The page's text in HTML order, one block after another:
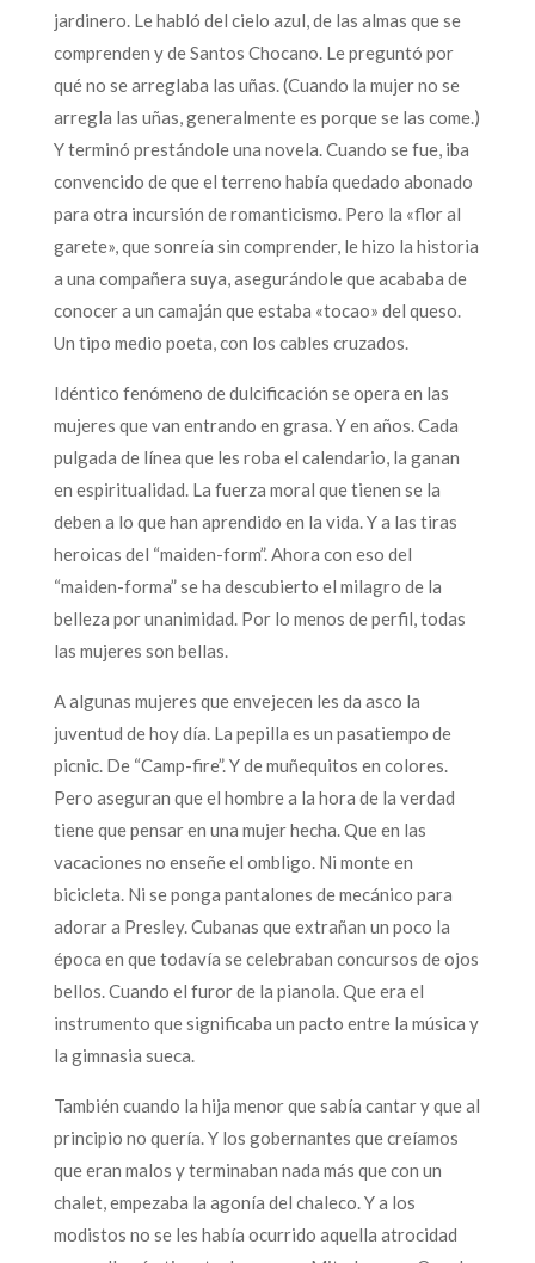
jardinero. Le habló del cielo azul, de las almas que se
comprenden y de Santos Chocano. Le preguntó por
qué no se arreglaba las uñas. (Cuando la mujer no se
arregla las uñas, generalmente es porque se las come.)
Y terminó prestándole una novela. Cuando se fue, iba
convencido de que el terreno había quedado abonado
para otra incursión de romanticismo. Pero la «flor al
garete», que sonreía sin comprender, le hizo la historia
a una compañera suya, asegurándole que acababa de
conocer a un camaján que estaba «tocao» del queso.
Un tipo medio poeta, con los cables cruzados.
Idéntico fenómeno de dulcificación se opera en las
mujeres que van entrando en grasa. Y en años. Cada
pulgada de línea que les roba el calendario, la ganan
en espiritualidad. La fuerza moral que tienen se la
deben a lo que han aprendido en la vida. Y a las tiras
heroicas del “maiden-form”. Ahora con eso del
“maiden-forma” se ha descubierto el milagro de la
belleza por unanimidad. Por lo menos de perfil, todas
las mujeres son bellas.
A algunas mujeres que envejecen les da asco la
juventud de hoy día. La pepilla es un pasatiempo de
picnic. De “Camp-fire”. Y de muñequitos en colores.
Pero aseguran que el hombre a la hora de la verdad
tiene que pensar en una mujer hecha. Que en las
vacaciones no enseñe el ombligo. Ni monte en
bicicleta. Ni se ponga pantalones de mecánico para
adorar a Presley. Cubanas que extrañan un poco la
época en que todavía se celebraban concursos de ojos
bellos. Cuando el furor de la pianola. Que era el
instrumento que significaba un pacto entre la música y
la gimnasia sueca.
También cuando la hija menor que sabía cantar y que al
principio no quería. Y los gobernantes que creíamos
que eran malos y terminaban nada más que con un
chalet, empezaba la agonía del chaleco. Y a los
modistos no se les había ocurrido aquella atrocidad